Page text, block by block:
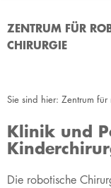
ZENTRUM FÜR
CHIRURGIE
Sie sind hier: Zentrum für
Klinik und
Die robotische